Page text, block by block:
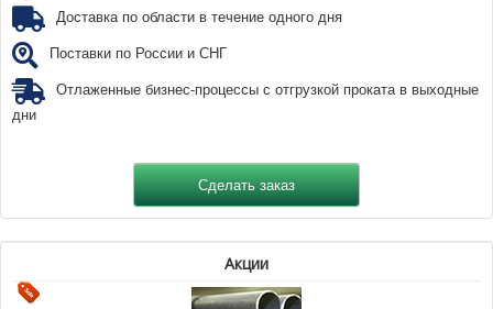
Доставка по области в течение одного дня
Поставки по России и СНГ
Отлаженные бизнес-процессы с отгрузкой проката в выходные
дни
Акции